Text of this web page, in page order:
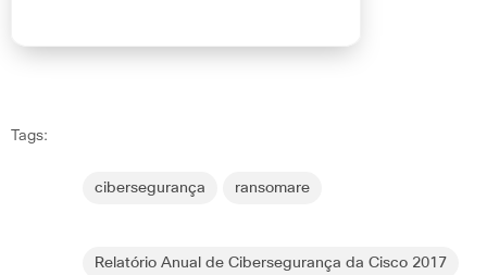
Tags:
cibersegurança ransomare
Relatório Anual de Cibersegurança da Cisco 2017